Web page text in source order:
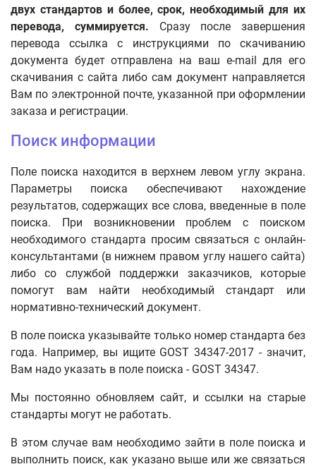
двух стандартов и более, срок, необходимый для их
перевода, суммируется. Сразу после завершения
перевода ссылка с инструкциями по скачиванию
документа будет отправлена на ваш e-mail для его
скачивания с сайта либо сам документ направляется
Вам по электронной почте, указанной при оформлении
заказа и регистрации.
Поиск информации
Поле поиска находится в верхнем левом углу экрана.
Параметры поиска обеспечивают нахождение
результатов, содержащих все слова, введенные в поле
поиска. При возникновении проблем с поиском
необходимого стандарта просим связаться с онлайн-
консультантами (в нижнем правом углу нашего сайта)
либо со службой поддержки заказчиков, которые
помогут вам найти необходимый стандарт или
нормативно-технический документ.
В поле поиска указывайте только номер стандарта без
года. Например, вы ищите GOST 34347-2017 - значит,
Вам надо указать в поле поиска - GOST 34347.
Мы постоянно обновляем сайт, и ссылки на старые
стандарты могут не работать.
В этом случае вам необходимо зайти в поле поиска и
выполнить поиск, как указано выше или же связаться